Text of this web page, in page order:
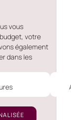
vous
votre
également
dans les